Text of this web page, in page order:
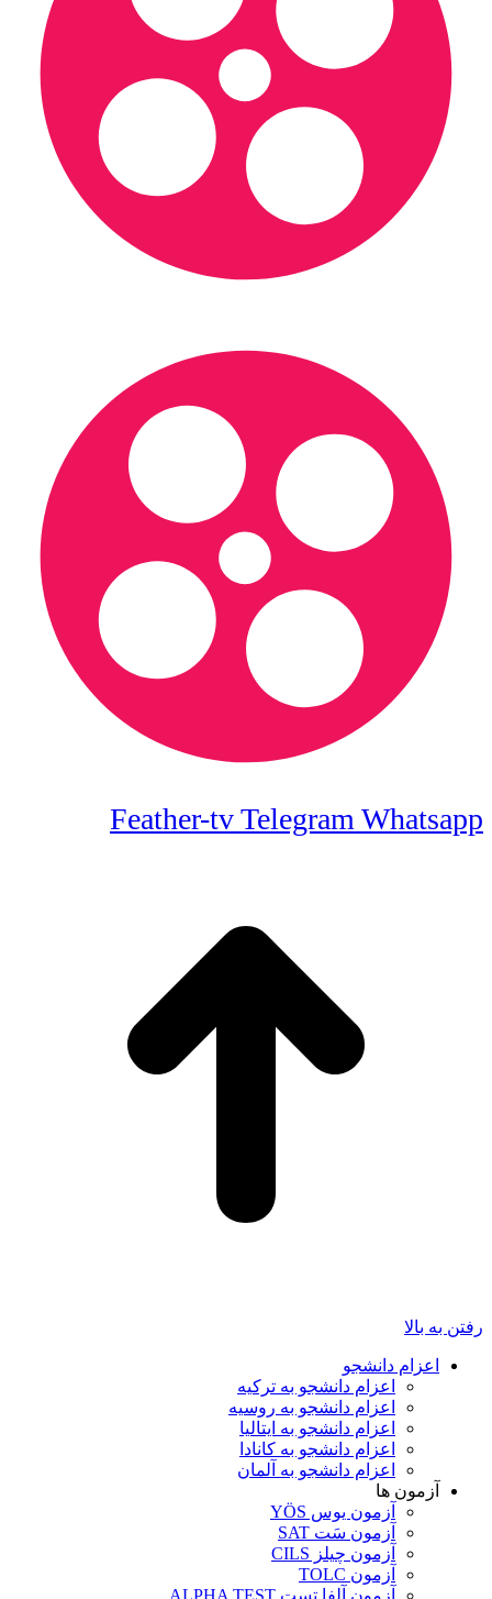
Feather-tvTelegram Whatsapp
رفتن به بالا
اعزام دانشجو
اعزام دانشجو به ترکیه
اعزام دانشجو به روسیه
اعزام دانشجو به ایتالیا
اعزام دانشجو به کانادا
اعزام دانشجو به آلمان
آزمون ها
آزمون یوس YÖS
آزمون سَت SAT
آزمون چیلز CILS‌
آزمون TOLC
آزمون آلفا تست ALPHA TEST